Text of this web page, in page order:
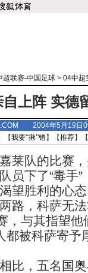
超联赛-中国足球 > 04中超
上阵 实德
2004年5月19日
【我要“揪”错】【推荐】
队的比赛，
员下了“毒手
望胜利的心
，科萨无法
，与其指望
都被科萨寄予
比，五名 国奥